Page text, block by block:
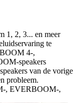
1, 2, 3... en meer
te
4-,
speakers
van de vorige
probleem.
, EVERBOOM-,